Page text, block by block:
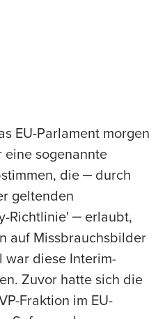
EU-Parlament morgen
eine sogenannte
die ‒ durch
geltenden
Richtlinie' ‒ erlaubt,
auf Missbrauchsbilder
war diese Interim-
Zuvor hatte sich die
Fraktion im EU-